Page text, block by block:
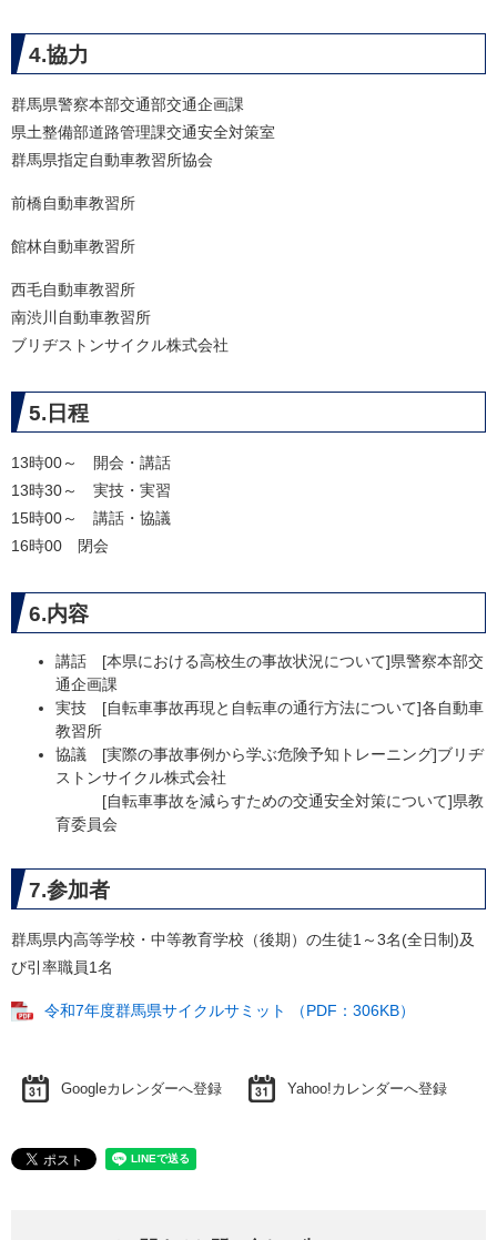
4.協力
群馬県警察本部交通部交通企画課
県土整備部道路管理課交通安全対策室
群馬県指定自動車教習所協会
前橋自動車教習所
館林自動車教習所
西毛自動車教習所
南渋川自動車教習所
ブリヂストンサイクル株式会社
5.日程
13時00～ 開会・講話
13時30～ 実技・実習
15時00～ 講話・協議
16時00 閉会
6.内容
講話 [本県における高校生の事故状況について]県警察本部交
通企画課
実技 [自転車事故再現と自転車の通行方法について]各自動車
教習所
協議 [実際の事故事例から学ぶ危険予知トレーニング]ブリヂ
ストンサイクル株式会社
[自転車事故を減らすための交通安全対策について]県教
育委員会
7.参加者
群馬県内高等学校・中等教育学校（後期）の生徒1～3名(全日制)及
び引率職員1名
令和7年度群馬県サイクルサミット （PDF：306KB）
Googleカレンダーへ登録 Yahoo!カレンダーへ登録